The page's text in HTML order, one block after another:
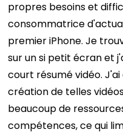
propres besoins et
consommatrice
premier iPhone. Je
sur un si petit écran et
court résumé vidéo.
création de telles
beaucoup de
compétences, ce qui